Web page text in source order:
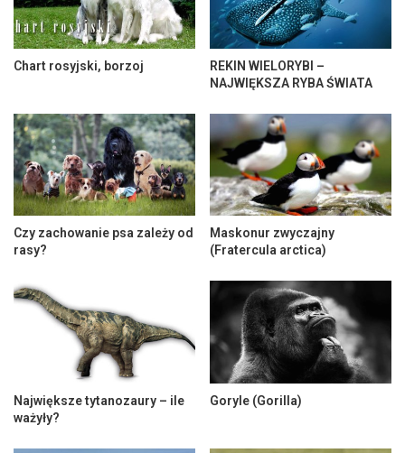
Chart rosyjski, borzoj
REKIN WIELORYBI –
NAJWIĘKSZA RYBA ŚWIATA
Czy zachowanie psa zależy od
rasy?
Maskonur zwyczajny
(Fratercula arctica)
Największe tytanozaury – ile
ważyły?
Goryle (Gorilla)